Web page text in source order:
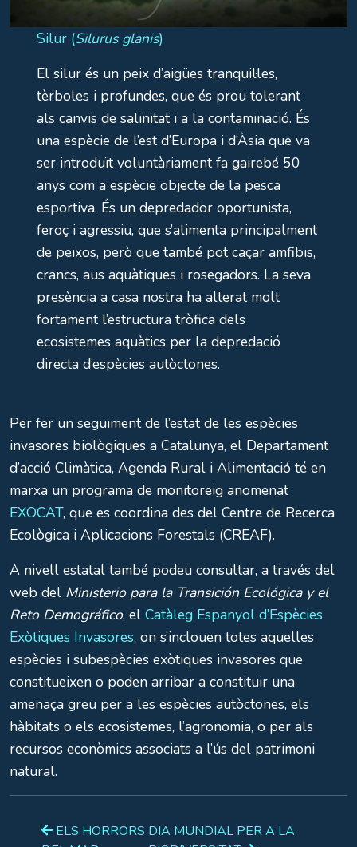
Silur (Silurus glanis)
El silur és un peix d’aigües tranquil·les,
tèrboles i profundes, que és prou tolerant
als canvis de salinitat i a la contaminació. És
una espècie de l’est d’Europa i d’Àsia que va
ser introduït voluntàriament fa gairebé 50
anys com a espècie objecte de la pesca
esportiva. És un depredador oportunista,
feroç i agressiu, que s’alimenta principalment
de peixos, però que també pot caçar amfibis,
crancs, aus aquàtiques i rosegadors. La seva
presència a casa nostra ha alterat molt
fortament l’estructura tròfica dels
ecosistemes aquàtics per la depredació
directa d’espècies autòctones.
Per fer un seguiment de l’estat de les espècies
invasores biològiques a Catalunya, el Departament
d’acció Climàtica, Agenda Rural i Alimentació té en
marxa un programa de monitoreig anomenat
EXOCAT, que es coordina des del Centre de Recerca
Ecològica i Aplicacions Forestals (CREAF).
A nivell estatal també podeu consultar, a través del
web del Ministerio para la Transición Ecológica y el
Reto Demográfico, el Catàleg Espanyol d’Espècies
Exòtiques Invasores, on s’inclouen totes aquelles
espècies i subespècies exòtiques invasores que
constitueixen o poden arribar a constituir una
amenaça greu per a les espècies autòctones, els
hàbitats o els ecosistemes, l’agronomia, o per als
recursos econòmics associats a l’ús del patrimoni
natural.
ELS HORRORS DIA MUNDIAL PER A LA